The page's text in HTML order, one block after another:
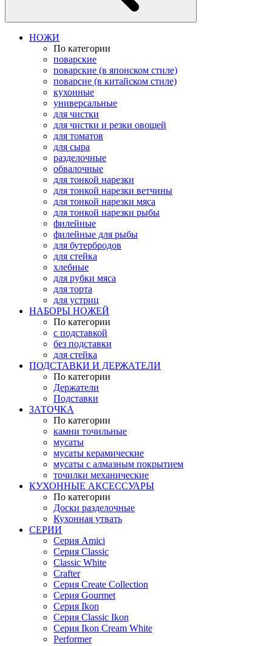
НОЖИ
По категории
поварские
поварские (в японском стиле)
поварсие (в китайском стиле)
кухонные
универсальные
для чистки
для чистки и резки овощей
для томатов
для сыра
разделочные
обвалочные
для тонкой нарезки
для тонкой нарезки ветчины
для тонкой нарезки мяса
для тонкой нарезки рыбы
филейные
филейные для рыбы
для бутербродов
для стейка
хлебные
для рубки мяса
для торта
для устриц
НАБОРЫ НОЖЕЙ
По категории
с подставкой
без подставки
для стейка
ПОДСТАВКИ И ДЕРЖАТЕЛИ
По категории
Держатели
Подставки
ЗАТОЧКА
По категории
камни точильные
мусаты
мусаты керамические
мусаты с алмазным покрытием
точилки механические
КУХОННЫЕ АКСЕССУАРЫ
По категории
Доски разделочные
Кухонная утвать
СЕРИИ
Серия Amici
Серия Classic
Classic White
Crafter
Серия Create Collection
Серия Gourmet
Серия Ikon
Серия Classic Ikon
Серия Ikon Cream White
Performer